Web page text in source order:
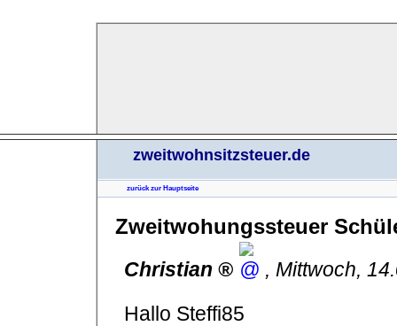
zweitwohnsitzsteuer.de
zurück zur Hauptseite
Zweitwohungssteuer
Christian
, Mittwoch,
Hallo Steffi85